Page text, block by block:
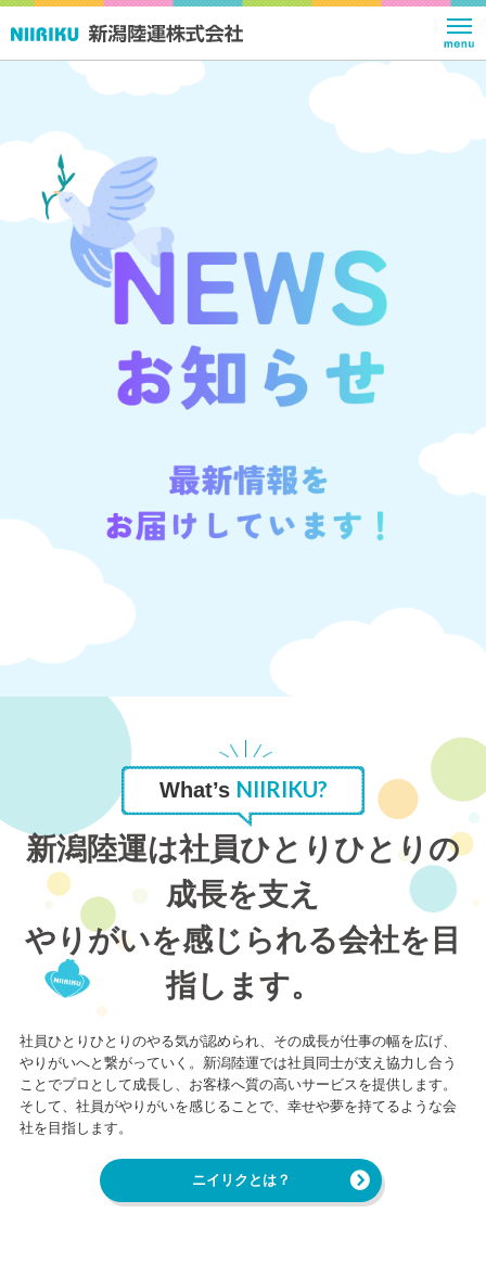
What’s NIIRIKU?
新潟陸運は社員ひとりひとりの
成長を支え
やりがいを感じられる会社を目
指します。
社員ひとりひとりのやる気が認められ、その成長が仕事の幅を広げ、
やりがいへと繋がっていく。 新潟陸運では社員同士が支え協力し合う
ことでプロとして成長し、 お客様へ質の高いサービスを提供します。
そして、社員がやりがいを感じることで、幸せや夢を持てるような会
社を目指します。
ニイリクとは？